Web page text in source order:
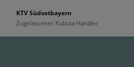
KTV Südostbayern
Zugelassener Kubota Händler